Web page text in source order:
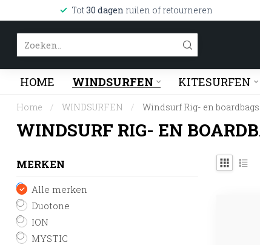
Tot30 dagen ruilen of retourneren
HOME WINDSURFEN KITESURFEN
Home / WINDSURFEN / Windsurf Rig- en boardbags
WINDSURF RIG- EN
MERKEN
Alle merken
Duotone
ION
MYSTIC